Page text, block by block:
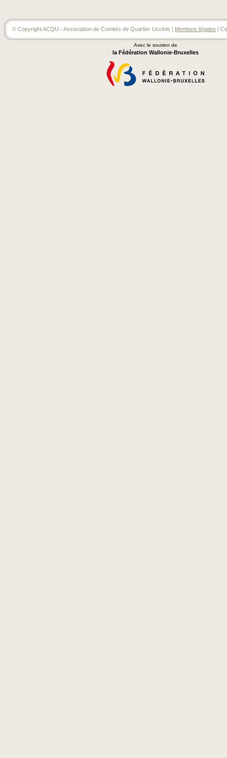
© Copyright ACQU - Association de Comités de Quartier Ucclois | Mentions légales |
Avec le soutien de
la Fédération Wallonie-Bruxelles